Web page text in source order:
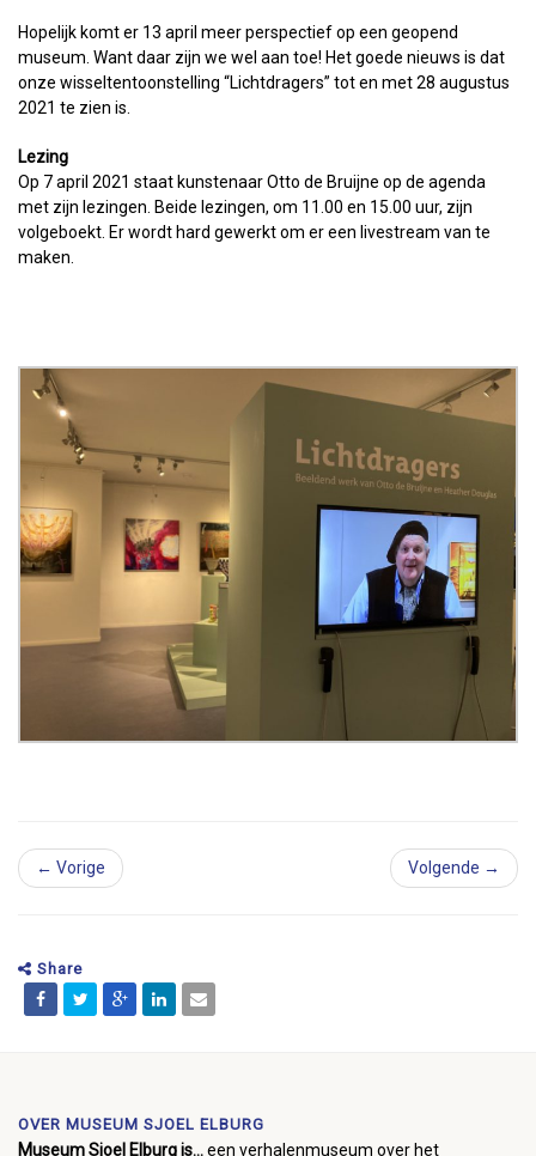
Hopelijk komt er 13 april meer perspectief op een geopend
museum. Want daar zijn we wel aan toe! Het goede nieuws is dat
onze wisseltentoonstelling “Lichtdragers” tot en met 28 augustus
2021 te zien is.
Lezing
Op 7 april 2021 staat kunstenaar Otto de Bruijne op de agenda
met zijn lezingen. Beide lezingen, om 11.00 en 15.00 uur, zijn
volgeboekt. Er wordt hard gewerkt om er een livestream van te
maken.
← Vorige Volgende →
Share
OVER MUSEUM SJOEL ELBURG
Museum Sjoel Elburg is...een verhalenmuseum over het